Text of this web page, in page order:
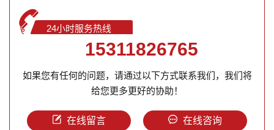
24小时服务热线
15311826765
如果您有任何的问题，请通过以下方式联系我们，我们将
给您更多更好的协助！
在线留言 在线咨询